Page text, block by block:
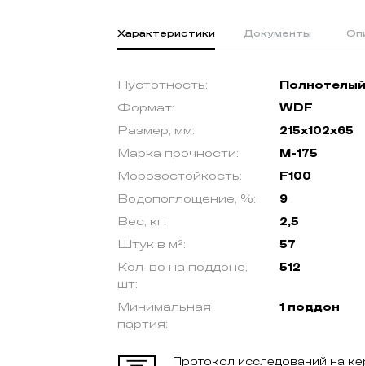
Характеристики Документы
Пустотность:
Полнотелый
Формат:
WDF
Размер, мм:
215х102х65
Марка прочности:
М-175
Морозостойкость:
F100
Водопоглощение, %:
9
Вес, кг:
2,5
Штук в м²:
57
Кол-во на поддоне,
шт:
512
Минимальная
партия:
1 поддон
Протокол исследований на